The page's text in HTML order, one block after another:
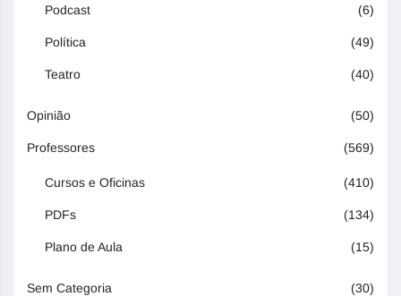
Podcast (6)
Política (49)
Teatro (40)
Opinião (50)
Professores (569)
Cursos e Oficinas (410)
PDFs (134)
Plano de Aula (15)
Sem Categoria (30)